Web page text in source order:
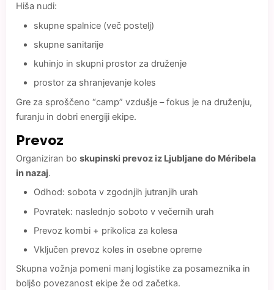
Hiša nudi:
skupne spalnice (več postelj)
skupne sanitarije
kuhinjo in skupni prostor za druženje
prostor za shranjevanje koles
Gre za sproščeno “camp” vzdušje – fokus je na druženju,
furanju in dobri energiji ekipe.
Prevoz
Organiziran bo skupinski prevoz iz Ljubljane do Méribela
in nazaj.
Odhod: sobota v zgodnjih jutranjih urah
Povratek: naslednjo soboto v večernih urah
Prevoz kombi + prikolica za kolesa
Vključen prevoz koles in osebne opreme
Skupna vožnja pomeni manj logistike za posameznika in
boljšo povezanost ekipe že od začetka.